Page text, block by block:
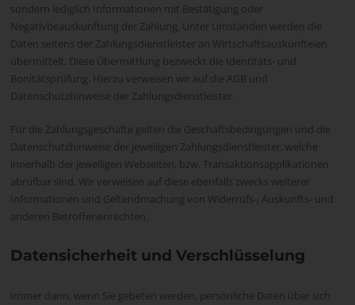
sondern lediglich Informationen mit Bestätigung oder
Negativbeauskunftung der Zahlung. Unter Umständen werden die
Daten seitens der Zahlungsdienstleister an Wirtschaftsauskunfteien
übermittelt. Diese Übermittlung bezweckt die Identitäts- und
Bonitätsprüfung. Hierzu verweisen wir auf die AGB und
Datenschutzhinweise der Zahlungsdienstleister.
Für die Zahlungsgeschäfte gelten die Geschäftsbedingungen und die
Datenschutzhinweise der jeweiligen Zahlungsdienstleister, welche
innerhalb der jeweiligen Webseiten, bzw. Transaktionsapplikationen
abrufbar sind. Wir verweisen auf diese ebenfalls zwecks weiterer
Informationen und Geltendmachung von Widerrufs-, Auskunfts- und
anderen Betroffenenrechten.
Datensicherheit und Verschlüsselung
Immer dann, wenn Sie gebeten werden, persönliche Daten über sich